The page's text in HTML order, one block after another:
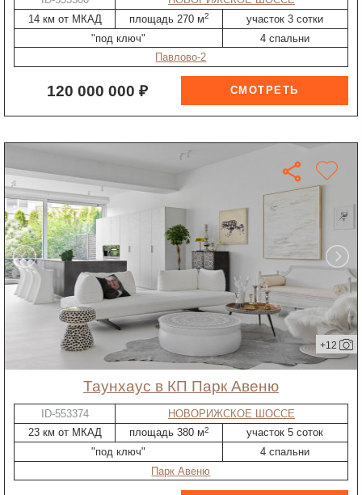
14 км от МКАД
площадь 270 м2
участок 3 сотки
"под ключ"
4 спальни
Павлово-2
120 000 000 ₽
+12
таунхаус в КП Парк Авеню
ID-553374
НОВОРИЖСКОЕ ШОССЕ
23 км от МКАД
площадь 380 м2
участок 5 соток
"под ключ"
4 спальни
Парк Авеню